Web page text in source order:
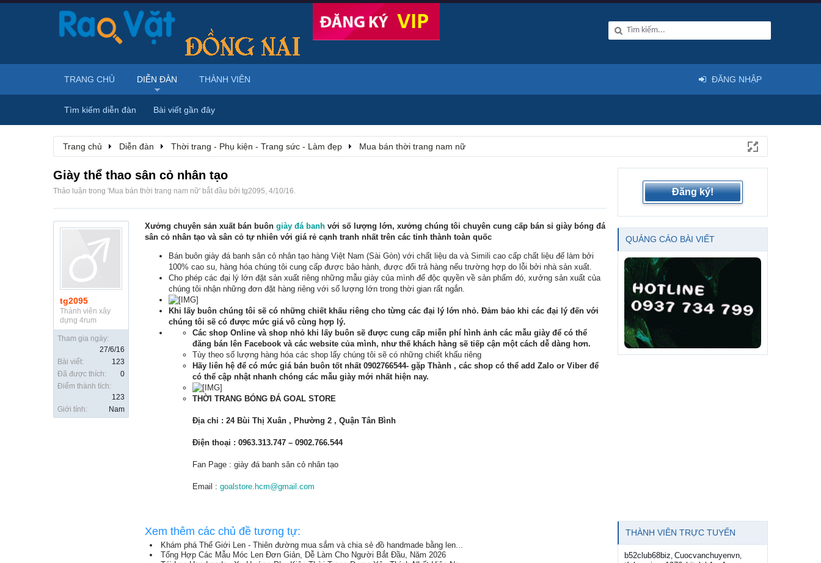
Trang chủ Diễn đàn Thời trang - Phụ kiện - Trang sức - Làm đẹp Mua bán thời trang nam nữ
Giày thể thao sân cỏ nhân tạo
Thảo luận trong 'Mua bán thời trang nam nữ' bắt đầu bởi tg2095, 4/10/16.
tg2095
Thành viên xây
dựng 4rum
Tham gia ngày:
27/6/16
Bài viết:
123
Đã được thích:
0
Điểm thành tích:
123
Giới tính:
Nam
Xưởng chuyên sản xuất bán buôn giày đá banh với số lượng lớn, xưởng chúng tôi chuyên cung cấp bán sỉ giày bóng đá
sân cỏ nhân tạo và sân cỏ tự nhiên với giá rẻ cạnh tranh nhất trên các tỉnh thành toàn quốc
Bán buôn giày đá banh sân cỏ nhân tạo hàng Việt Nam (Sài Gòn) với chất liệu da và Simili cao cấp chất liệu đế làm bởi
100% cao su, hàng hóa chúng tôi cung cấp được bảo hành, được đổi trả hàng nếu trường hợp do lỗi bởi nhà sản xuất.
Cho phép các đại lý lớn đặt sản xuất riêng những mẫu giày của mình để độc quyền về sản phẩm đó, xưởng sản xuất của
chúng tôi nhận những đơn đặt hàng riêng với số lượng lớn trong thời gian rất ngắn.
Khi lấy buôn chúng tôi sẽ có những chiết khấu riêng cho từng các đại lý lớn nhỏ. Đảm bảo khi các đại lý đến với
chúng tôi sẽ có được mức giá vô cùng hợp lý.
Các shop Online và shop nhỏ khi lấy buôn sẽ được cung cấp miễn phí hình ảnh các mẫu giày để có thể
đăng bán lên Facebook và các website của mình, như thế khách hàng sẽ tiếp cận một cách dễ dàng hơn.
Tùy theo số lượng hàng hóa các shop lấy chúng tôi sẽ có những chiết khấu riêng
Hãy liên hệ để có mức giá bán buôn tốt nhất 0902766544- gặp Thành , các shop có thể add Zalo or Viber để
có thể cập nhật nhanh chóng các mẫu giày mới nhất hiện nay.
THỜI TRANG BÓNG ĐÁ GOAL STORE
Địa chỉ : 24 Bùi Thị Xuân , Phường 2 , Quận Tân Bình
Điện thoại : 0963.313.747 – 0902.766.544
Fan Page : giày đá banh sân cỏ nhân tạo
Email : goalstore.hcm@gmail.com
Xem thêm các chủ đề tương tự:
Khám phá Thế Giới Len - Thiên đường mua sắm và chia sẻ đồ handmade bằng len...
Tổng Hợp Các Mẫu Móc Len Đơn Giản, Dễ Làm Cho Người Bắt Đầu, Năm 2026
Đăng ký!
QUẢNG CÁO BÀI VIẾT
THÀNH VIÊN TRỰC TUYẾN
b52club68biz, Cuocvanchuyenvn,
TRANG CHỦ DIỄN ĐÀN
Tìm kiếm diễn đàn Bài viết gần đây
THÀNH VIÊN ĐĂNG NHẬP